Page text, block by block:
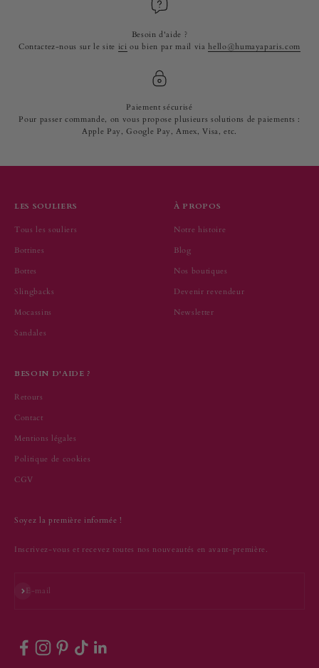
Besoin d'aide ?
Contactez-nous sur le site ici ou bien par mail viahello@humayaparis.com
Paiement sécurisé
Pour passer commande, on vous propose plusieurs solutions de paiements :
Apple Pay, Google Pay, Amex, Visa, etc.
LES SOULIERS
Tous les souliers
Bottines
Bottes
Slingbacks
Mocassins
Sandales
À PROPOS
Notre histoire
Blog
Nos boutiques
Devenir revendeur
Newsletter
BESOIN D'AIDE ?
Retours
Contact
Mentions légales
Politique de cookies
CGV
Soyez la première informée !
Inscrivez-vous et recevez toutes nos nouveautés en avant-première.
E-mail
S'inscrire